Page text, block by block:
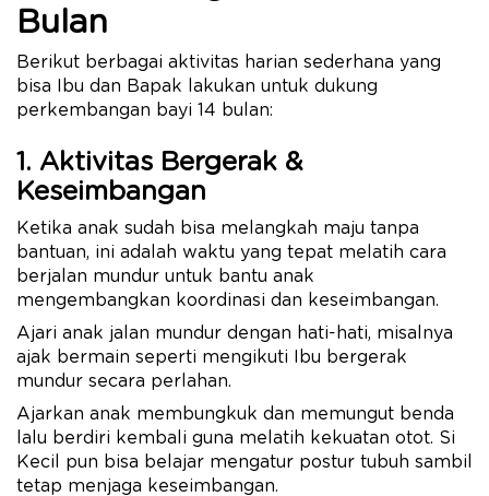
Bulan
Berikut berbagai aktivitas harian sederhana yang
bisa Ibu dan Bapak lakukan untuk dukung
perkembangan bayi 14 bulan:
1. Aktivitas Bergerak &
Keseimbangan
Ketika anak sudah bisa melangkah maju tanpa
bantuan, ini adalah waktu yang tepat melatih cara
berjalan mundur untuk bantu anak
mengembangkan koordinasi dan keseimbangan.
Ajari anak jalan mundur dengan hati-hati, misalnya
ajak bermain seperti mengikuti Ibu bergerak
mundur secara perlahan.
Ajarkan anak membungkuk dan memungut benda
lalu berdiri kembali guna melatih kekuatan otot. Si
Kecil pun bisa belajar mengatur postur tubuh sambil
tetap menjaga keseimbangan.